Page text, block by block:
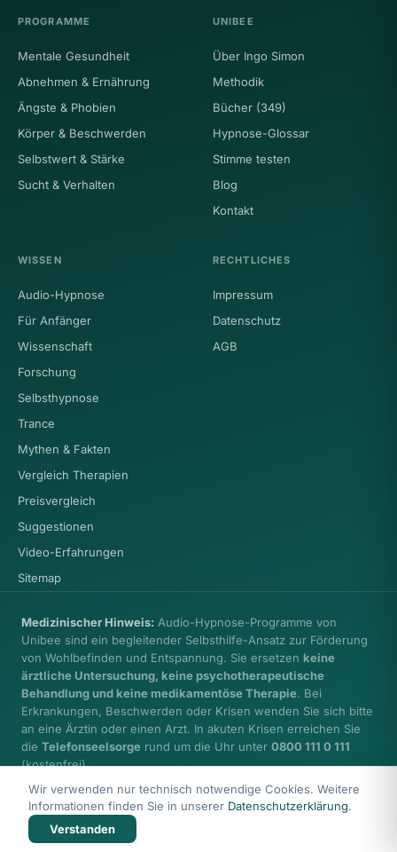
PROGRAMME
Mentale Gesundheit
Abnehmen & Ernährung
Ängste & Phobien
Körper & Beschwerden
Selbstwert & Stärke
Sucht & Verhalten
UNIBEE
Über Ingo Simon
Methodik
Bücher (349)
Hypnose-Glossar
Stimme testen
Blog
Kontakt
WISSEN
Audio-Hypnose
Für Anfänger
Wissenschaft
Forschung
Selbsthypnose
Trance
Mythen & Fakten
Vergleich Therapien
Preisvergleich
Suggestionen
Video-Erfahrungen
Sitemap
RECHTLICHES
Impressum
Datenschutz
AGB
Medizinischer Hinweis: Audio-Hypnose-Programme von
Unibee sind ein begleitender Selbsthilfe-Ansatz zur Förderung
von Wohlbefinden und Entspannung. Sie ersetzen keine
ärztliche Untersuchung, keine psychotherapeutische
Behandlung und keine medikamentöse Therapie. Bei
Erkrankungen, Beschwerden oder Krisen wenden Sie sich bitte
an eine Ärztin oder einen Arzt. In akuten Krisen erreichen Sie
die Telefonseelsorge rund um die Uhr unter 0800 111 0 111
(kostenfrei).
© 2026 Health Care unibee Institute · Ingo Simon
Wir verwenden nur technisch notwendige Cookies. Weitere
Informationen finden Sie in unserer Datenschutzerklärung.
Verstanden